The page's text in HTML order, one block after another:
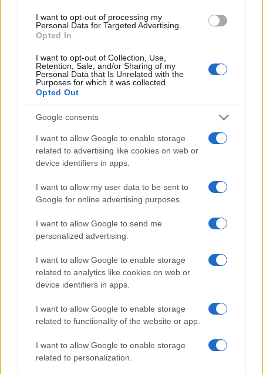
I want to opt-out of processing my
Personal Data for Targeted Advertising.
Opted In
I want to opt-out of Collection, Use,
Retention, Sale, and/or Sharing of my
Personal Data that Is Unrelated with the
Purposes for which it was collected.
Opted Out
Google consents
I want to allow Google to enable storage
related to advertising like cookies on web or
device identifiers in apps.
I want to allow my user data to be sent to
Google for online advertising purposes.
I want to allow Google to send me
personalized advertising.
I want to allow Google to enable storage
related to analytics like cookies on web or
device identifiers in apps.
I want to allow Google to enable storage
related to functionality of the website or app.
I want to allow Google to enable storage
related to personalization.
Rafael Sachete assume nova posição no Assaí: o que isso
significa para a empresa
Bruno Costa · 8 ago 2026
FINANÇA
Selic a 14%
Bruno Costa · 7 ago 2026